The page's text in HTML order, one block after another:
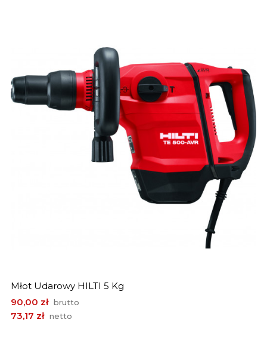
Młot Udarowy HILTI 5 Kg
Cena
90,00 zł brutto
73,17 zł netto